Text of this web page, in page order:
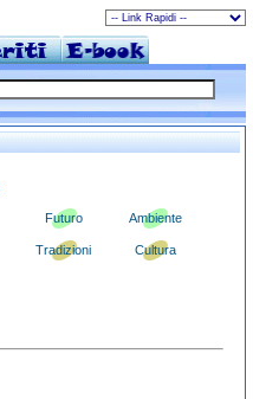
Futuro Ambiente
Tradizioni Cultura